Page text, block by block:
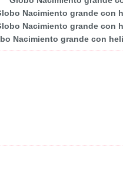
Nacimiento grande con
Nacimiento grande con
Nacimiento grande con